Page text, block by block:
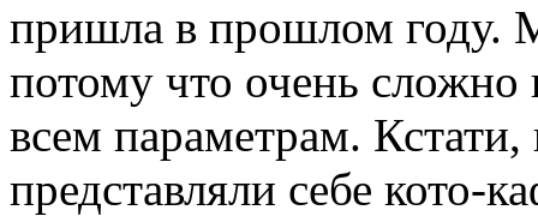
пришла в прошлом году.
потому что очень
всем параметрам.
представляли себе кото-